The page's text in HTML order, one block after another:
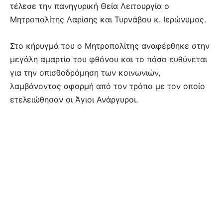
τέλεσε την πανηγυρική Θεία Λειτουργία ο
Μητροπολίτης Λαρίσης και Τυρνάβου κ. Ιερώνυμος.
Στο κήρυγμά του ο Μητροπολίτης αναφέρθηκε στην
μεγάλη αμαρτία του φθόνου και το πόσο ευθύνεται
για την οπισθοδρόμηση των κοινωνιών,
λαμβάνοντας αφορμή από τον τρόπο με τον οποίο
ετελειώθησαν οι Άγιοι Ανάργυροι.